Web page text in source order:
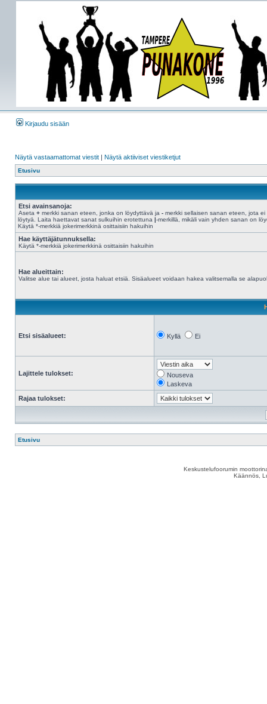
Kirjaudu sisään
Näytä vastaamattomat viestit | Näytä aktiiviset viestiketjut
Etusivu
Etsi avainsanoja:
Aseta + merkki sanan eteen, jonka on löydyttävä ja - merkki sellaisen sanan eteen, jota ei
löytyä. Laita haettavat sanat sulkuihin erotettuna |-merkillä, mikäli vain yhden sanan on
Käytä *-merkkiä jokerimerkkinä osittaisiin hakuihin
Hae käyttäjätunnuksella:
Käytä *-merkkiä jokerimerkkinä osittaisiin hakuihin
Hae alueittain:
Valitse alue tai alueet, josta haluat etsiä. Sisäalueet voidaan hakea valitsemalla se
Etsi sisäalueet: Kyllä Ei
Lajittele tulokset:
Nouseva
Laskeva
Rajaa tulokset:
Etusivu
Keskustelufoorumin
Käännös,